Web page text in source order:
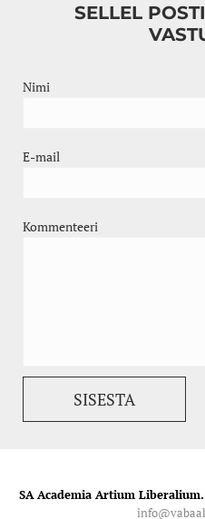
SELLEL
Nimi
E-mail
Kommenteeri
SA Academia Artium Liberalium.